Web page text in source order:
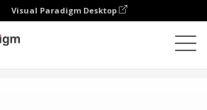
Visual Paradigm Desktop